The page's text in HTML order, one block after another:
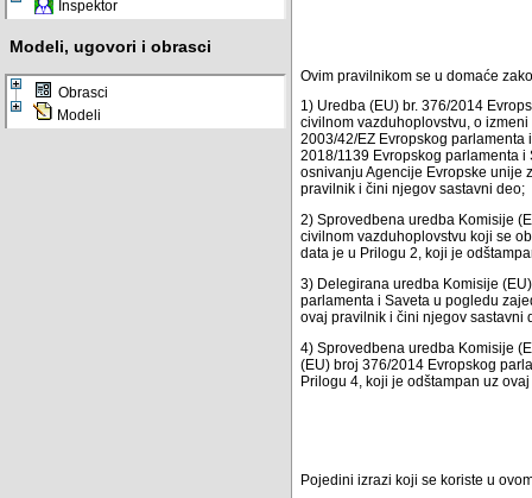
Inspektor
Modeli, ugovori i obrasci
Obrasci
Modeli
Ovim pravilnikom se u domaće
1) Uredba (EU) br. 376/2014
civilnom vazduhoplovstvu, o
2003/42/EZ Evropskog parlamenta
2018/1139 Evropskog parlamenta
osnivanju Agencije Evropske unije
pravilnik i čini njegov sastavni deo;
2) Sprovedbena uredba Komisije
civilnom vazduhoplovstvu koji se
data je u Prilogu 2, koji je
3) Delegirana uredba Komisije
parlamenta i Saveta u pogledu
ovaj pravilnik i čini njegov sastavni
4) Sprovedbena uredba Komisije
(EU) broj 376/2014 Evropskog
Prilogu 4, koji je odštampan uz
Pojedini izrazi koji se koriste u